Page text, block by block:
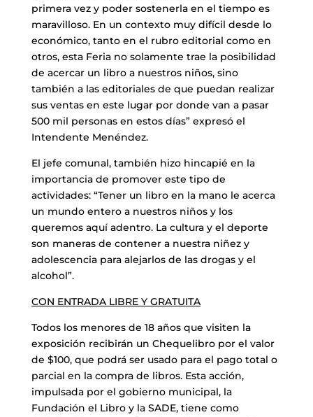
primera vez y poder sostenerla en el tiempo es
maravilloso. En un contexto muy difícil desde lo
económico, tanto en el rubro editorial como en
otros, esta Feria no solamente trae la posibilidad
de acercar un libro a nuestros niños, sino
también a las editoriales de que puedan realizar
sus ventas en este lugar por donde van a pasar
500 mil personas en estos días” expresó el
Intendente Menéndez.
El jefe comunal, también hizo hincapié en la
importancia de promover este tipo de
actividades: “Tener un libro en la mano le acerca
un mundo entero a nuestros niños y los
queremos aquí adentro. La cultura y el deporte
son maneras de contener a nuestra niñez y
adolescencia para alejarlos de las drogas y el
alcohol”.
CON ENTRADA LIBRE Y GRATUITA
Todos los menores de 18 años que visiten la
exposición recibirán un Chequelibro por el valor
de $100, que podrá ser usado para el pago total o
parcial en la compra de libros. Esta acción,
impulsada por el gobierno municipal, la
Fundación el Libro y la SADE, tiene como